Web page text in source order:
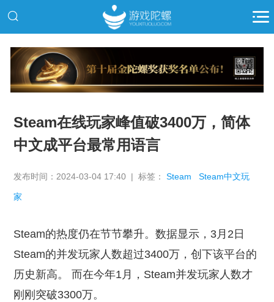
推广
Steam在线玩家峰值破3400万，简体
中文成平台最常用语言
发布时间：2024-03-04 17:40 | 标签：Steam Steam中文玩
家
Steam的热度仍在节节攀升。数据显示，3月2日
Steam的并发玩家人数超过3400万，创下该平台的
历史新高。 而在今年1月，Steam并发玩家人数才
刚刚突破3300万。